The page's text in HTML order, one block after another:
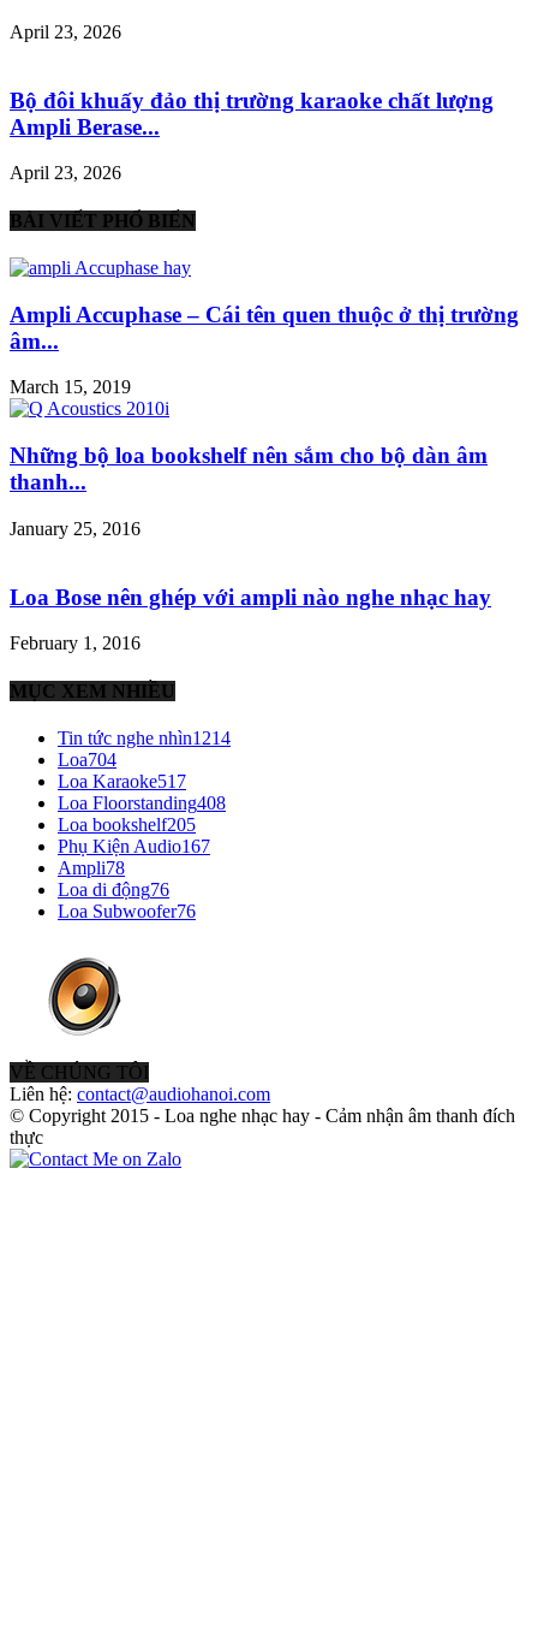
April 23, 2026
Bộ đôi khuấy đảo thị trường karaoke chất lượng
Ampli Berase...
April 23, 2026
BÀI VIẾT PHỔ BIẾN
Ampli Accuphase – Cái tên quen thuộc ở thị trường
âm...
March 15, 2019
Những bộ loa bookshelf nên sắm cho bộ dàn âm
thanh...
January 25, 2016
Loa Bose nên ghép với ampli nào nghe nhạc hay
February 1, 2016
MỤC XEM NHIỀU
Tin tức nghe nhìn1214
Loa704
Loa Karaoke517
Loa Floorstanding408
Loa bookshelf205
Phụ Kiện Audio167
Ampli78
Loa di động76
Loa Subwoofer76
VỀ CHÚNG TÔI
Liên hệ: contact@audiohanoi.com
© Copyright 2015 - Loa nghe nhạc hay - Cảm nhận âm thanh đích
thực